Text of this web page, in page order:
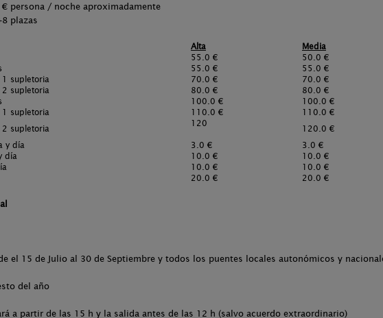
persona / noche aproximadamente
plazas
Alta Media
55.0 € 50.0 €
55.0 € 55.0 €
supletoria
70.0 € 70.0 €
supletoria
80.0 € 80.0 €
100.0 € 100.0 €
supletoria
110.0 € 110.0 €
supletoria
120
120.0 €
y día
3.0 € 3.0 €
día
10.0 € 10.0 €
10.0 € 10.0 €
20.0 € 20.0 €
el 15 de Julio al 30 de Septiembre y todos los puentes locales autonómicos y
del año
a partir de las 15 h y la salida antes de las 12 h (salvo acuerdo extraordinario)